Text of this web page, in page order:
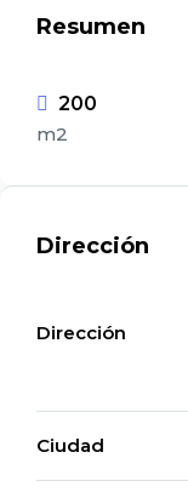
Resumen
200
m2
Dirección
Dirección
Ciudad